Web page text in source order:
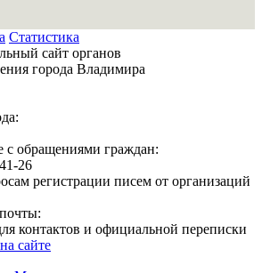
Статистика
сайт органов
города Владимира
с обращениями граждан:
26
регистрации писем от организаций
контактов и официальной переписки
сайте